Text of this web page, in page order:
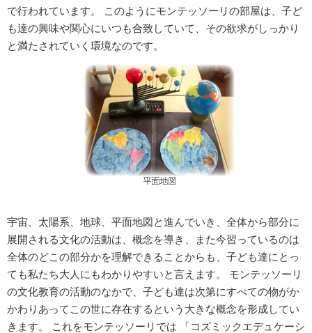
で行われています。 このようにモンテッソーリの部屋は、子ど
も達の興味や関心にいつも合致していて、その欲求がしっかり
と満たされていく環境なのです。
宇宙、太陽系、地球、平面地図と進んでいき、全体から部分に
展開される文化の活動は、概念を導き、また今習っているのは
全体のどこの部分かを理解できることからも、子ども達にとっ
ても私たち大人にもわかりやすいと言えます。 モンテッソーリ
の文化教育の活動のなかで、子ども達は次第にすべての物がか
かわりあってこの世に存在するという大きな概念を形成してい
きます。 これをモンテッソーリでは 「コズミックエデュケーシ